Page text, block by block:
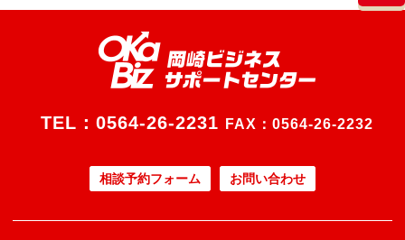
TEL： 0564-26-2231 FAX：0564-26-2232
相談予約フォーム お問い合わせ